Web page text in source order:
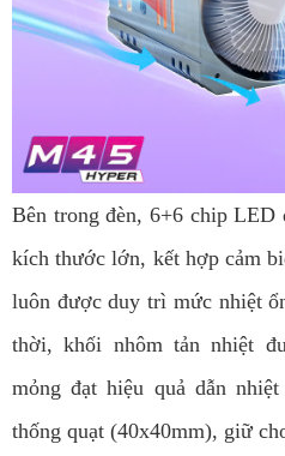
Bên trong đèn, 6+6 chip LED
kích thước lớn, kết hợp cảm
luôn được duy trì mức nhiệt
thời, khối nhôm tản nhiệt
mỏng đạt hiệu quả dẫn
thống quạt (40x40mm), giữ